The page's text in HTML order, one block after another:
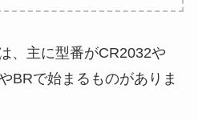
、主に型番がCR2032や
BRで始まるものがありま